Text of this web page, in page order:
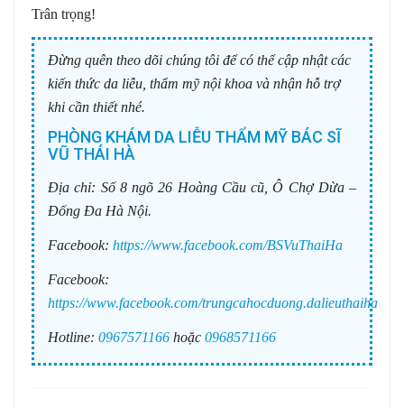
Trân trọng!
Đừng quên theo dõi chúng tôi để có thể cập nhật các
kiến thức da liễu, thẩm mỹ nội khoa và nhận hỗ trợ
khi cần thiết nhé.
PHÒNG KHÁM DA LIỄU THẨM MỸ BÁC SĨ
VŨ THÁI HÀ
Địa chỉ: Số 8 ngõ 26 Hoàng Cầu cũ, Ô Chợ Dừa –
Đống Đa Hà Nội.
Facebook: https://www.facebook.com/BSVuThaiHa
Facebook:
https://www.facebook.com/trungcahocduong.dalieuthaiha
Hotline: 0967571166 hoặc 0968571166